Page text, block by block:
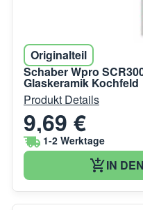
Originalteil
Schaber Wpro
Glaskeramik Kochfeld
Produkt Details
9,69 €
1-2 Werktage
IN